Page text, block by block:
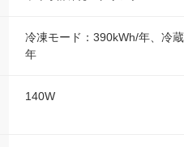
冷凍モード：390kWh/年、冷
年
140W